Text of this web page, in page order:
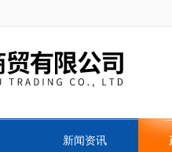
新闻资讯